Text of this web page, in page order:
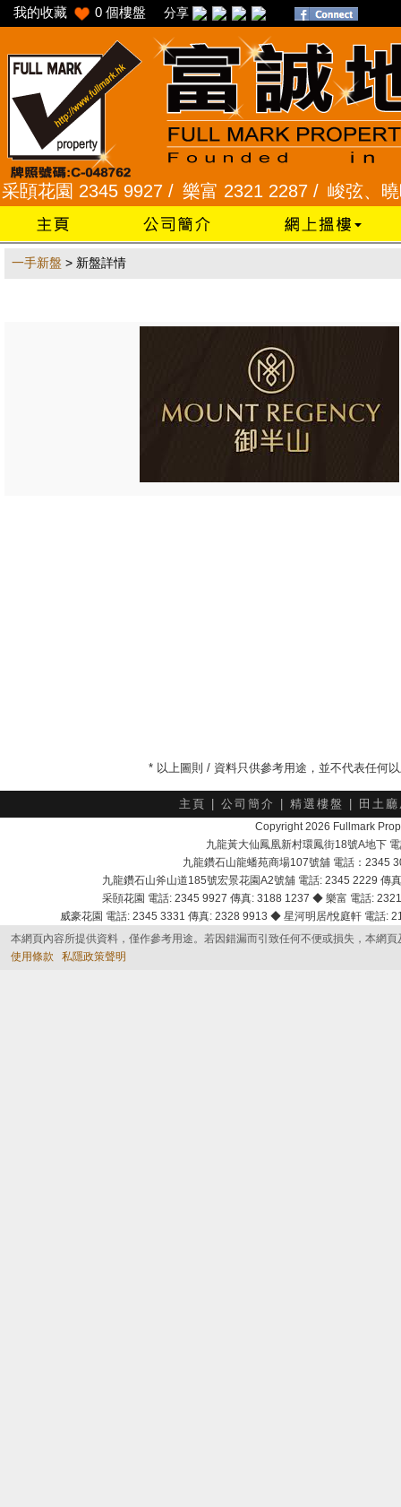
我的收藏 0 個樓盤 分享
花園 2345 9927 /樂富 2321 2287 /峻弦、曉暉
一手新盤 > 新盤詳情
* 以上圖則 / 資料只供參考用途，並不代表任何
主頁 公司簡介 精選樓盤 田土
Copyright 2026 Fullmark
九龍黃大仙鳳凰新村環鳳街18號A地下
九龍鑽石山龍蟠苑商場107號舖 電話：2345
九龍鑽石山斧山道185號宏景花園A2號舖 電話: 2345 2229
采頣花園 電話: 2345 9927 傳真: 3188 1237 ◆ 樂富 電話:
威豪花園 電話: 2345 3331 傳真: 2328 9913 ◆ 星河明居/悅庭軒 電話
本網頁內容所提供資料，僅作參考用途。若因錯漏而引致任何不便或損失，本網
使用條款
私隱政策聲明